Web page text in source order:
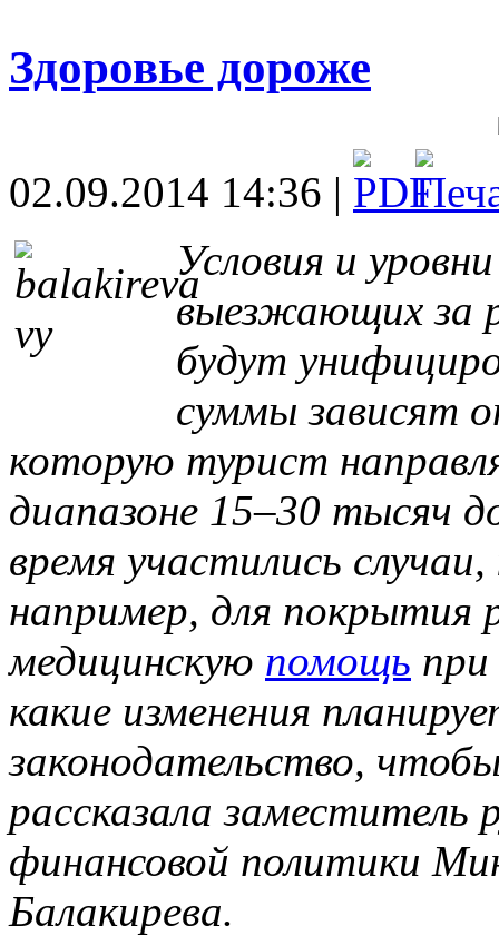
Здоровье дороже
02.09.2014 14:36 |
Условия и
выезжающих за
будут
суммы зависят
которую турист
диапазоне 15–30 тысяч
время участились
например, для покрытия
медицинскую помощь
какие изменения
законодательство,
рассказала
финансовой политики
Балакирева.